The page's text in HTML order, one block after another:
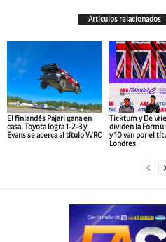
Artículos relacionados
El finlandés Pajari gana en
casa, Toyota logra 1-2-3 y
Evans se acerca al título WRC
Ticktum y De
dividen la
y 10 van por el
Londres